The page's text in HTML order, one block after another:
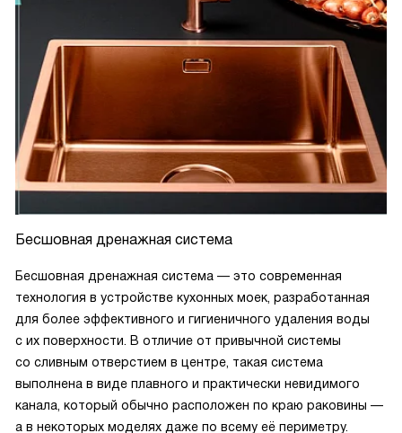
Бесшовная дренажная система
Бесшовная дренажная система — это современная
технология в устройстве кухонных моек, разработанная
для более эффективного и гигиеничного удаления воды
с их поверхности. В отличие от привычной системы
со сливным отверстием в центре, такая система
выполнена в виде плавного и практически невидимого
канала, который обычно расположен по краю раковины —
а в некоторых моделях даже по всему её периметру.